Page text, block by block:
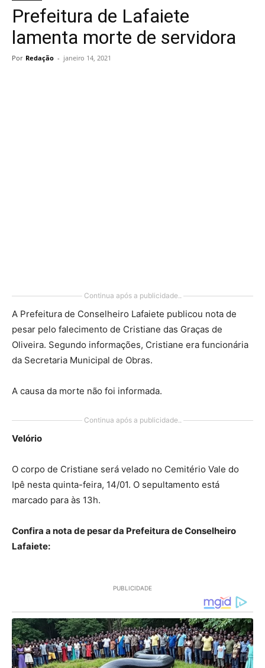
Prefeitura de Lafaiete
lamenta morte de servidora
Por Redação - janeiro 14, 2021
Continua após a publicidade..
A Prefeitura de Conselheiro Lafaiete publicou nota de
pesar pelo falecimento de Cristiane das Graças de
Oliveira. Segundo informações, Cristiane era funcionária
da Secretaria Municipal de Obras.
A causa da morte não foi informada.
Continua após a publicidade..
Velório
O corpo de Cristiane será velado no Cemitério Vale do
Ipê nesta quinta-feira, 14/01. O sepultamento está
marcado para às 13h.
Confira a nota de pesar da Prefeitura de Conselheiro
Lafaiete:
PUBLICIDADE